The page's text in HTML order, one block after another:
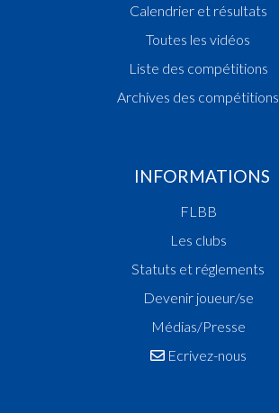
Calendrier et résultats
Toutes les vidéos
Liste des compétitions
Archives des compétitions
INFORMATIONS
FLBB
Les clubs
Statuts et réglements
Devenir joueur/se
Médias/Presse
Ecrivez-nous